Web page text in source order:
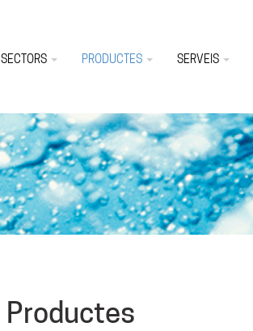
SECTORS PRODUCTES SERVEIS
Productes